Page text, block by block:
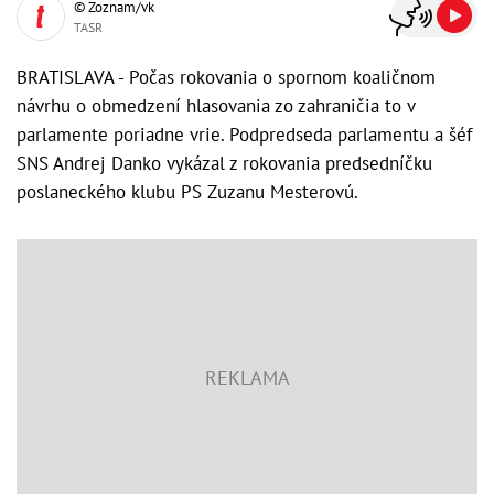
© Zoznam/vk
TASR
BRATISLAVA - Počas rokovania o spornom koaličnom
návrhu o obmedzení hlasovania zo zahraničia to v
parlamente poriadne vrie. Podpredseda parlamentu a šéf
SNS Andrej Danko vykázal z rokovania predsedníčku
poslaneckého klubu PS Zuzanu Mesterovú.